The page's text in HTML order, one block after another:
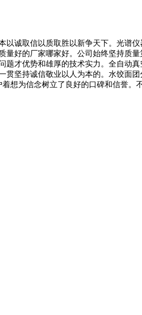
诚取信以质取胜以新争天下。光谱仪
好的厂家哪家好。公司始终坚持质
才优势和雄厚的技术实力。全自动
坚持诚信敬业以人为本的。水饺面
想为信念树立了良好的口碑和信誉。